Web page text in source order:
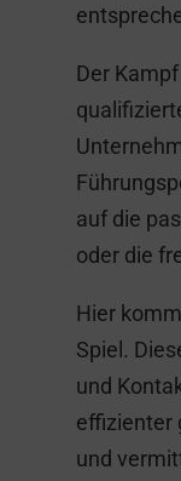
Der
auf die
oder die
Hier
Spiel.
und
effizienter
und